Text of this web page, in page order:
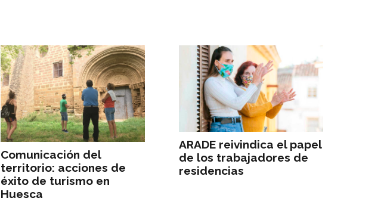
Comunicación del
territorio: acciones de
éxito de turismo en
Huesca
ARADE reivindica el papel
de los trabajadores de
residencias